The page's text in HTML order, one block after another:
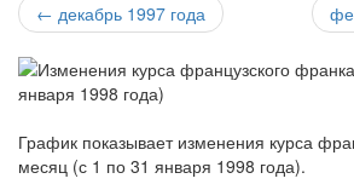
← декабрь 1997 года
График показывает изменения курса
месяц (с 1 по 31 января 1998 года).